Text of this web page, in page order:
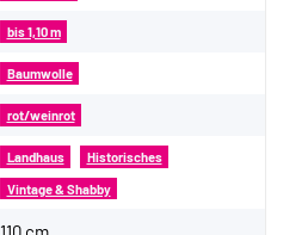
bis 1,10 m
Baumwolle
rot/weinrot
Landhaus Historisches
Vintage & Shabby